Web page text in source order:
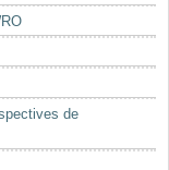
de